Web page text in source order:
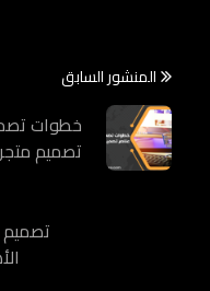
المنشور السابق
خطوات
تصميم